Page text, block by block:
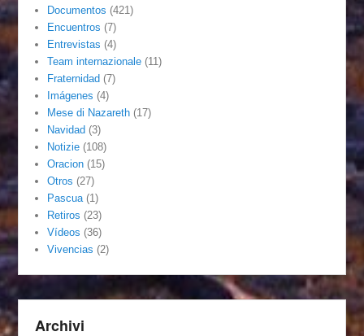
Documentos (421)
Encuentros (7)
Entrevistas (4)
Team internazionale (11)
Fraternidad (7)
Imágenes (4)
Mese di Nazareth (17)
Navidad (3)
Notizie (108)
Oracion (15)
Otros (27)
Pascua (1)
Retiros (23)
Vídeos (36)
Vivencias (2)
Archivi